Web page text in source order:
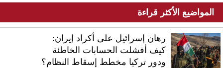
المواضيع الأكثر قراءة
رهان إسرائيل على أكراد إيران:
كيف أفشلت الحسابات الخاطئة
ودور تركيا مخطط إسقاط النظام؟